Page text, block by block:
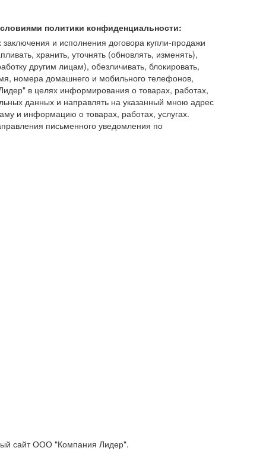
политики конфиденциальности:
и исполнения договора купли-продажи
хранить, уточнять (обновлять, изменять),
другим лицам), обезличивать, блокировать,
номера домашнего и мобильного телефонов,
в целях информирования о товарах, работах,
данных и направлять на указанный мною адрес
и информацию о товарах, работах, услугах.
письменного уведомления по
сайт ООО "Компания Лидер".